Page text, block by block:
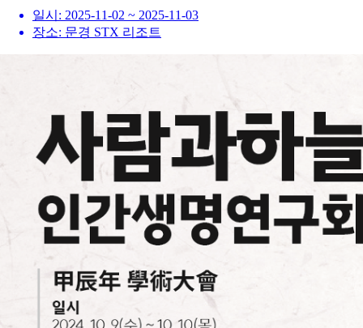
일시: 2025-11-02 ~ 2025-11-03
장소: 문경 STX 리조트